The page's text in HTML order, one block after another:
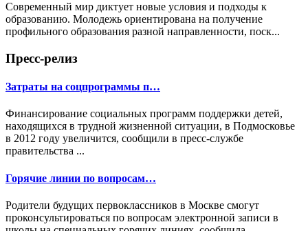
Современный мир диктует новые условия и подходы к
образованию. Молодежь ориентирована на получение
профильного образования разной направленности, поск...
Пресс-релиз
Затраты на соцпрограммы п…
Финансирование социальных программ поддержки детей,
находящихся в трудной жизненной ситуации, в Подмосковье
в 2012 году увеличится, сообщили в пресс-службе
правительства ...
Горячие линии по вопросам…
Родители будущих первоклассников в Москве смогут
проконсультироваться по вопросам электронной записи в